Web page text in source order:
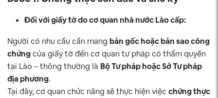
Đối với giấy tờ do cơ quan nhà nước Lào cấp:
Người có nhu cầu cần mang bản gốc hoặc bản sao công
chứngcủa giấy tờ đến cơ quan tư pháp có thẩm quyền
tại Lào – thông thường là Bộ Tư pháp hoặc Sở Tư pháp
địa phương.
Tại đây, cơ quan chức năng sẽ thực hiện việc chứng thực